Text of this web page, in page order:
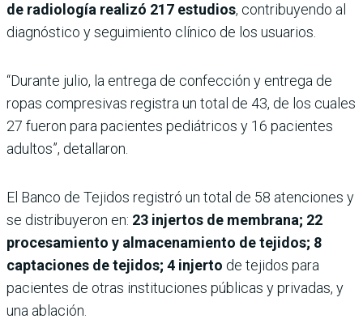
de radiología realizó 217 estudios, contribuyendo al
diagnóstico y seguimiento clínico de los usuarios.
“Durante julio, la entrega de confección y entrega de
ropas compresivas registra un total de 43, de los cuales
27 fueron para pacientes pediátricos y 16 pacientes
adultos”, detallaron.
El Banco de Tejidos registró un total de 58 atenciones y
se distribuyeron en: 23 injertos de membrana; 22
procesamiento y almacenamiento de tejidos; 8
captaciones de tejidos; 4 injerto de tejidos para
pacientes de otras instituciones públicas y privadas, y
una ablación.